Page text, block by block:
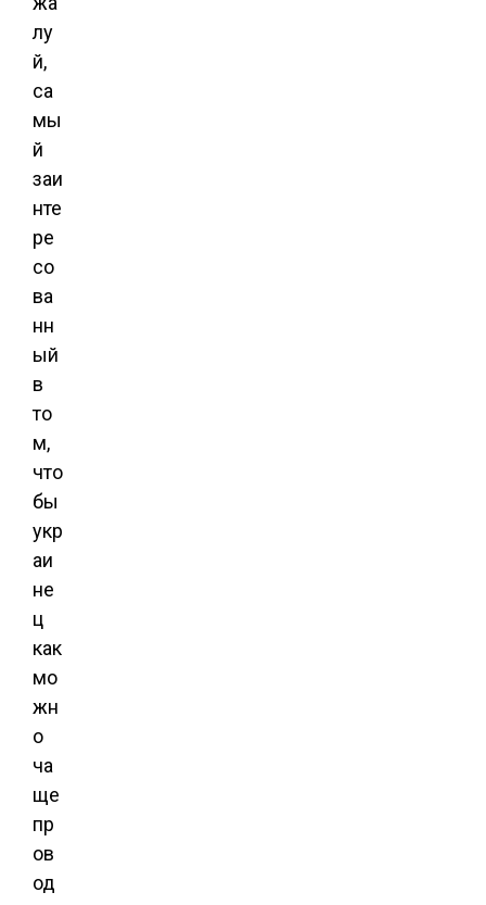
лу
й,
са
мы
й
заи
нте
ре
со
ва
нн
ый
в
то
м,
что
бы
укр
аи
не
ц
как
мо
жн
о
ча
ще
пр
ов
од